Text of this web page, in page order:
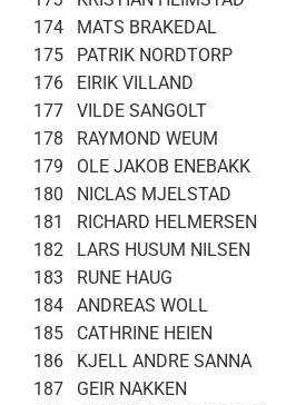
174
MATS BRAKEDAL
175
PATRIK NORDTORP
176
EIRIK VILLAND
177
VILDE SANGOLT
178
RAYMOND WEUM
179
OLE JAKOB ENEBAKK
180
NICLAS MJELSTAD
181
RICHARD HELMERSEN
182
LARS HUSUM NILSEN
183
RUNE HAUG
184
ANDREAS WOLL
185
CATHRINE HEIEN
186
KJELL ANDRE SANNA
187
GEIR NAKKEN